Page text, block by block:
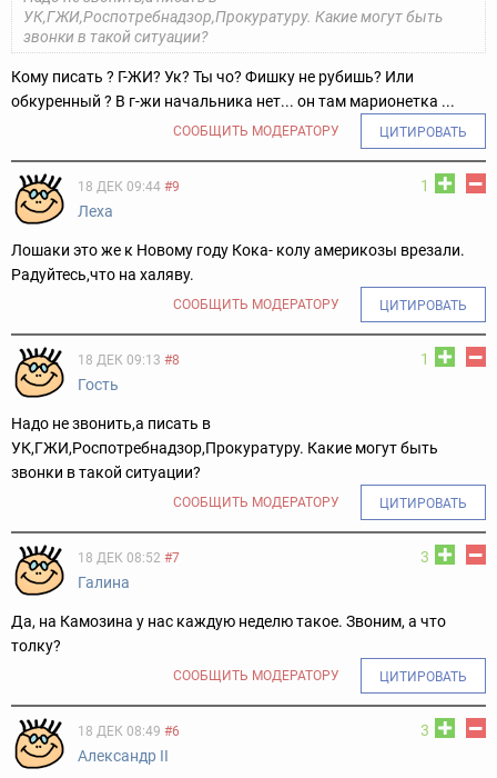
УК,ГЖИ,Роспотребнадзор,Прокуратуру. Какие могут быть
звонки в такой ситуации?
Кому писать ? Г-ЖИ? Ук? Ты чо? Фишку не рубишь? Или
обкуренный ? В г-жи начальника нет... он там марионетка ...
СООБЩИТЬ МОДЕРАТОРУ ЦИТИРОВАТЬ
1
18 ДЕК 09:44 #9
Леха
Лошаки это же к Новому году Кока- колу америкозы врезали.
Радуйтесь,что на халяву.
СООБЩИТЬ МОДЕРАТОРУ ЦИТИРОВАТЬ
1
18 ДЕК 09:13 #8
Гость
Надо не звонить,а писать в
УК,ГЖИ,Роспотребнадзор,Прокуратуру. Какие могут быть
звонки в такой ситуации?
СООБЩИТЬ МОДЕРАТОРУ ЦИТИРОВАТЬ
3
18 ДЕК 08:52 #7
Галина
Да, на Камозина у нас каждую неделю такое. Звоним, а что
толку?
СООБЩИТЬ МОДЕРАТОРУ ЦИТИРОВАТЬ
3
18 ДЕК 08:49 #6
Александр II